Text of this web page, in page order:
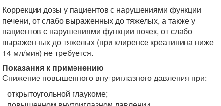
Коррекции дозы у пациентов с нарушениями функции
печени, от слабо выраженных до тяжелых, а также у
пациентов с нарушениями функции почек, от слабо
выраженных до тяжелых (при клиренсе креатинина ниже
14 мл/мин) не требуется.
Показания к применению
Снижение повышенного внутриглазного давления при:
открытоугольной глаукоме;